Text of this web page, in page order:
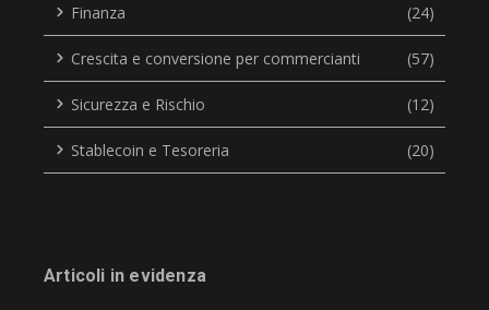
Finanza (24)
Crescita e conversione per commercianti (57)
Sicurezza e Rischio (12)
Stablecoin e Tesoreria (20)
Articoli in evidenza